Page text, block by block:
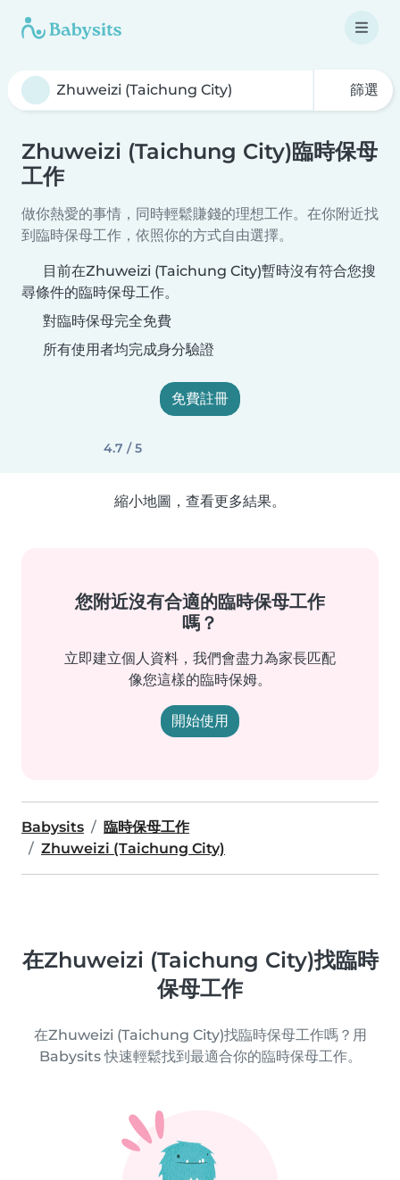
篩選
Zhuweizi (Taichung City)臨時保母
工作
做你熱愛的事情，同時輕鬆賺錢的理想工作。在你附近找
到臨時保母工作，依照你的方式自由選擇。
目前在Zhuweizi (Taichung City)暫時沒有符合您搜
尋條件的臨時保母工作。
對臨時保母完全免費
所有使用者均完成身分驗證
免費註冊
4.7 / 5
縮小地圖，查看更多結果。
您附近沒有合適的臨時保母工作
嗎？
立即建立個人資料，我們會盡力為家長匹配
像您這樣的臨時保姆。
開始使用
Babysits
臨時保母工作
Zhuweizi (Taichung City)
在Zhuweizi (Taichung City)找臨時
保母工作
在Zhuweizi (Taichung City)找臨時保母工作嗎？用
Babysits 快速輕鬆找到最適合你的臨時保母工作。